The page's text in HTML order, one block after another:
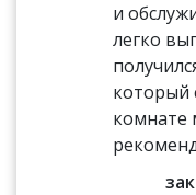
и
легко
который
комнате